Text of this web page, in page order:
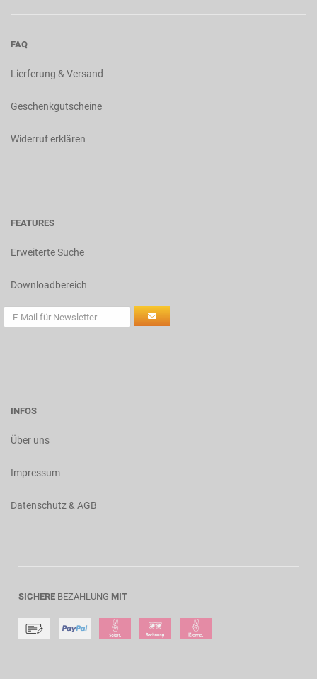
FAQ
Lierferung & Versand
Geschenkgutscheine
Widerruf erklären
FEATURES
Erweiterte Suche
Downloadbereich
INFOS
Über uns
Impressum
Datenschutz & AGB
SICHERE BEZAHLUNG MIT